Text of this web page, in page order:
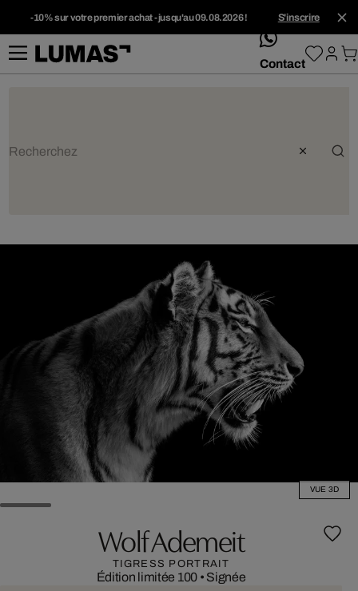
-10% sur votre premier achat - jusqu'au 09.08.2026 ! S'inscrire
whatsApp
Contact
VUE 3D
Wolf Ademeit
TIGRESS PORTRAIT
Édition limitée 100 • Signée